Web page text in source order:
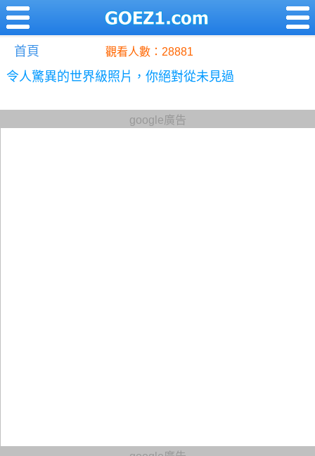
首頁 觀看人數：28881
令人驚異的世界級照片，你絕對從未見過
google廣告